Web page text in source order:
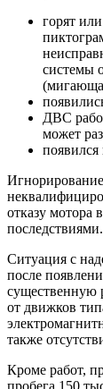
горят
системы
ДВС
может
появился
отказу мотора
последствиями.
Ситуация с
после
существенную
от движков
также
Кроме работ,